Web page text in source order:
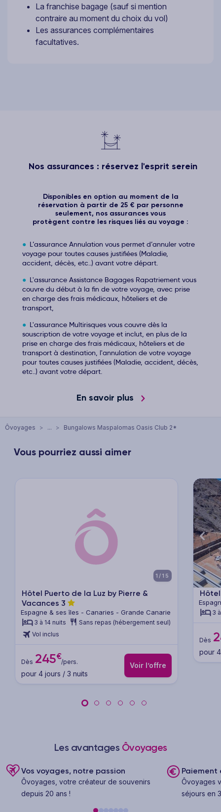
La franchise bagage (sauf si mention
contraire au moment du choix du vol)
Les assurances complémentaires
facultatives.
Nos assurances : réservez l'esprit serein
Disponibles en option au moment de la
réservation à partir de 25 € par personne
seulement, nos assurances vous
protègent contre les risques liés au voyage :
L’assurance Annulation vous permet d’annuler votre
voyage pour toutes causes justifiées (Maladie,
accident, décès, etc..) avant votre départ.
L'assurance Assistance Bagages Rapatriement vous
couvre du début à la fin de votre voyage, avec prise
en charge des frais médicaux, hôteliers et de
transport,
L'assurance Multirisques vous couvre dès la
souscription de votre voyage et inclut, en plus de la
prise en charge des frais médicaux, hôteliers et de
transport à destination, l'annulation de votre voyage
pour toutes causes justifiées (Maladie, accident, décès,
etc..) avant votre départ.
En savoir plus
Ôvoyages > ... > Bungalows Maspalomas Oasis Club 2*
Vous pourriez aussi aimer
1/15
Hôtel Puerto de la Luz by Pierre &
Vacances 3
Espagne & ses îles - Canaries - Grande Canarie
3 à 14 nuits
Sans repas (hébergement seul)
Vol inclus
Dès 245€
/pers.
pour 4 jours / 3 nuits
Voir l’offre
3
Dès
pour
Les avantages Ôvoyages
Vos voyages, notre passion
Ôvoyages, votre créateur de souvenirs
depuis 20 ans !
Paiement
Ôvoyages
séjours en